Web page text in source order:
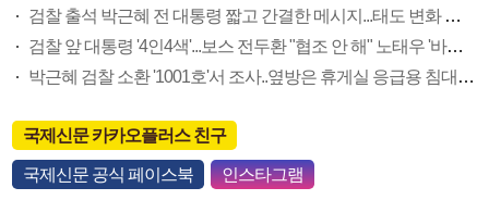
검찰 출석 박근혜 전 대통령 짧고 간결한 메시지...태도 변화 있나?
검찰 앞 대통령 '4인4색'...보스 전두환 "협조 안 해" 노태우 '바짝' 인간적 노무현 "착찹" 박근혜 "송구하다"
박근혜 검찰 소환 '1001호'서 조사..옆방은 휴게실 응급용 침대 구비
국제신문 카카오플러스 친구
국제신문 공식 페이스북 인스타그램